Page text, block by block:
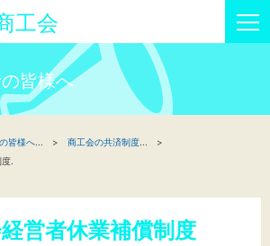
工会
新着情報
関係機関の方へ
皆様へ
皆様へ 商工会の共済制度
.
営者休業補償制度